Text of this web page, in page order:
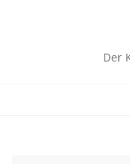
Der